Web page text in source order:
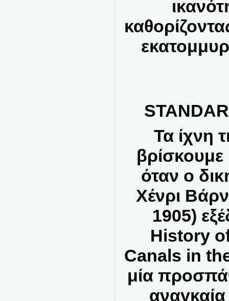
Τα ίχνη
όταν ο
Χένρι
1905)
History
Canals in
μία